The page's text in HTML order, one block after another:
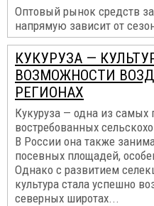
Оптовый рынок средств
напрямую зависит от
КУКУРУЗА —
ВОЗМОЖНОСТИ
РЕГИОНАХ
Кукуруза — одна из самых
востребованных
В России она также
посевных площадей,
Однако с развитием
культура стала успешно
северных широтах...